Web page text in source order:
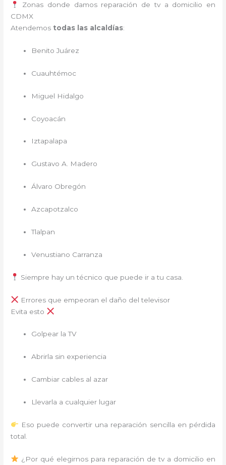
Zonas donde damos reparación de tv a domicilio en
CDMX
Atendemos todas las alcaldías:
Benito Juárez
Cuauhtémoc
Miguel Hidalgo
Coyoacán
Iztapalapa
Gustavo A. Madero
Álvaro Obregón
Azcapotzalco
Tlalpan
Venustiano Carranza
Siempre hay un técnico que puede ir a tu casa.
Errores que empeoran el daño del televisor
Evita esto
Golpear la TV
Abrirla sin experiencia
Cambiar cables al azar
Llevarla a cualquier lugar
Eso puede convertir una reparación sencilla en pérdida
total.
¿Por qué elegirnos para reparación de tv a domicilio en